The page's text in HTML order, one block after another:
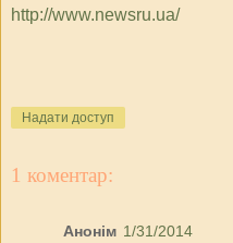
http://www.newsru.ua/
Надати доступ
1 коментар:
Анонім 1/31/2014